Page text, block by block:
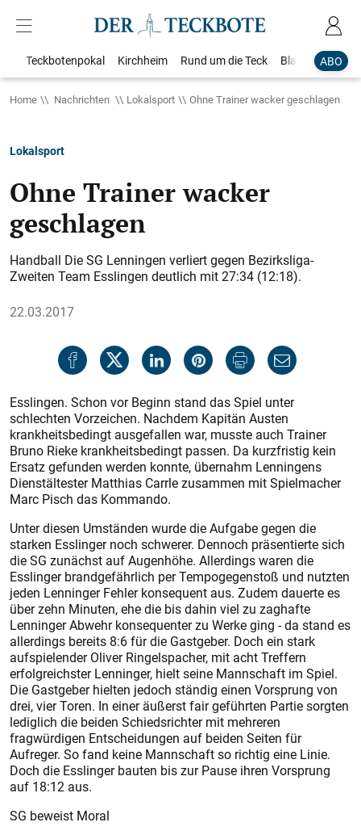
ABO
Teckbotenpokal Kirchheim Rund um die Teck Blaulicht
Home Nachrichten Lokalsport Ohne Trainer wacker geschlagen
Lokalsport
Ohne Trainer wacker
geschlagen
Handball Die SG Lenningen verliert gegen Bezirksliga-
Zweiten Team Esslingen deutlich mit 27:34 (12:18).
22.03.2017
Esslingen. Schon vor Beginn stand das Spiel unter
schlechten Vorzeichen. Nachdem Kapitän Austen
krankheitsbedingt ausgefallen war, musste auch Trainer
Bruno Rieke krankheitsbedingt passen. Da kurzfristig kein
Ersatz gefunden werden konnte, übernahm Lenningens
Dienstältester Matthias Carrle zusammen mit Spielmacher
Marc Pisch das Kommando.
Unter diesen Umständen wurde die Aufgabe gegen die
starken Esslinger noch schwerer. Dennoch präsentierte sich
die SG zunächst auf Augenhöhe. Allerdings waren die
Esslinger brandgefährlich per Tempogegenstoß und nutzten
jeden Lenninger Fehler konsequent aus. Zudem dauerte es
über zehn Minuten, ehe die bis dahin viel zu zaghafte
Lenninger Abwehr konsequenter zu Werke ging - da stand es
allerdings bereits 8:6 für die Gastgeber. Doch ein stark
aufspielender Oliver Ringelspacher, mit acht Treffern
erfolgreichster Lenninger, hielt seine Mannschaft im Spiel.
Die Gastgeber hielten jedoch ständig einen Vorsprung von
drei, vier Toren. In einer äußerst fair geführten Partie sorgten
lediglich die beiden Schiedsrichter mit mehreren
fragwürdigen Entscheidungen auf beiden Seiten für
Aufreger. So fand keine Mannschaft so richtig eine Linie.
Doch die Esslinger bauten bis zur Pause ihren Vorsprung
auf 18:12 aus.
SG beweist Moral